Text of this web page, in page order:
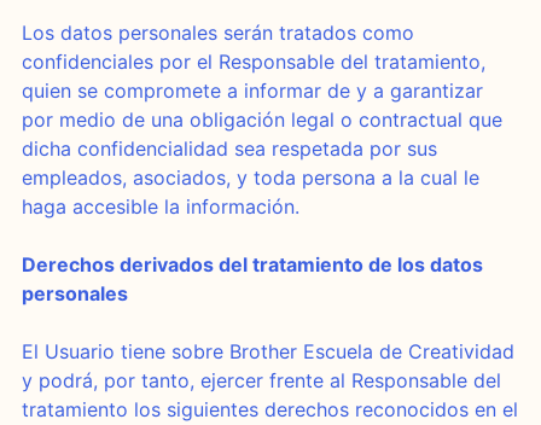
Los datos personales serán tratados como
confidenciales por el Responsable del tratamiento,
quien se compromete a informar de y a garantizar
por medio de una obligación legal o contractual que
dicha confidencialidad sea respetada por sus
empleados, asociados, y toda persona a la cual le
haga accesible la información.
Derechos derivados del tratamiento de los datos
personales
El Usuario tiene sobre Brother Escuela de Creatividad
y podrá, por tanto, ejercer frente al Responsable del
tratamiento los siguientes derechos reconocidos en el